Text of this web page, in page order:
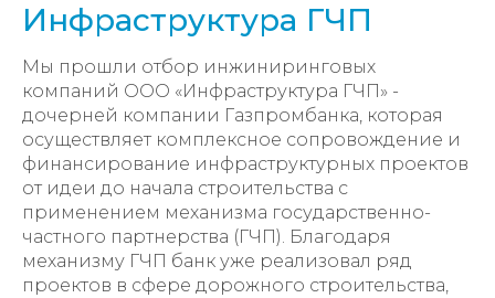
Инфраструктура ГЧП
Мы прошли отбор инжиниринговых
компаний ООО «Инфраструктура ГЧП» -
дочерней компании Газпромбанка, которая
осуществляет комплексное сопровождение и
финансирование инфраструктурных проектов
от идеи до начала строительства с
применением механизма государственно-
частного партнерства (ГЧП). Благодаря
механизму ГЧП банк уже реализовал ряд
проектов в сфере дорожного строительства,